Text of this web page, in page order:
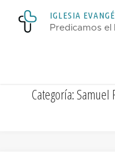
Saltar
IGLESIA EVANGÉ
Predicamos el
Categoría: Samuel